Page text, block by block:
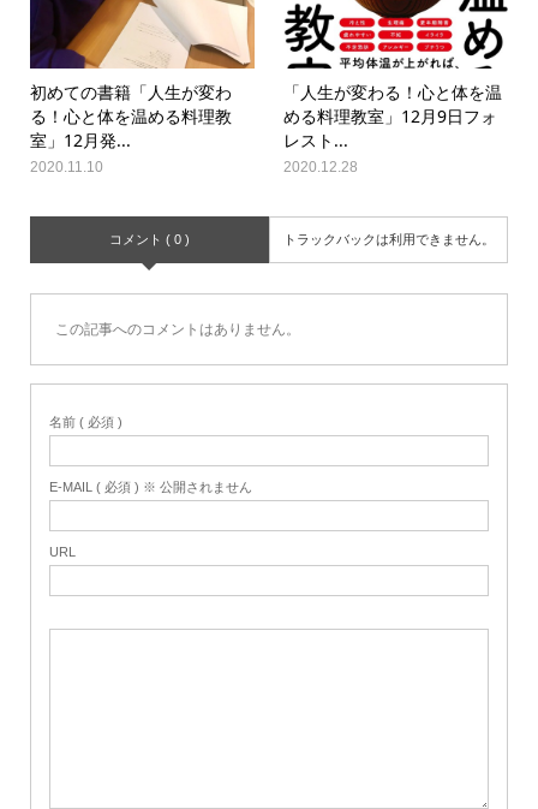
初めての書籍「人生が変わ
る！心と体を温める料理教
室」12月発...
2020.11.10
「人生が変わる！心と体を温
める料理教室」12月9日フォ
レスト...
2020.12.28
コメント ( 0 ) トラックバックは利用できません。
この記事へのコメントはありません。
名前 ( 必須 )
E-MAIL ( 必須 ) ※ 公開されません
URL